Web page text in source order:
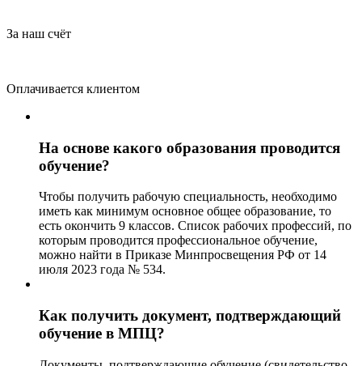
За наш счёт
Оплачивается клиентом
На основе какого образования проводится
обучение?
Чтобы получить рабочую специальность, необходимо
иметь как минимум основное общее образование, то
есть окончить 9 классов. Список рабочих профессий, по
которым проводится профессиональное обучение,
можно найти в Приказе Минпросвещения РФ от 14
июля 2023 года № 534.
Как получить документ, подтверждающий
обучение в МПЦ?